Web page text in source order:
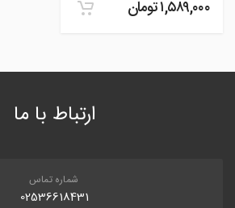
۱,۵۸۹,۰۰۰تومان
ارتباط با ما
شماره تماس
02536618431